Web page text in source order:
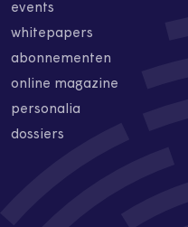
events
whitepapers
abonnementen
online magazine
personalia
dossiers